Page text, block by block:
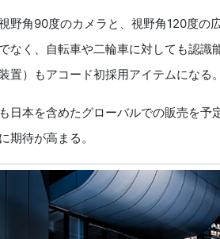
野角90度のカメラと、視野角120度の
なく、自転車や二輪車に対しても認識
置）もアコード初採用アイテムになる。
日本を含めたグローバルでの販売を予
期待が高まる。